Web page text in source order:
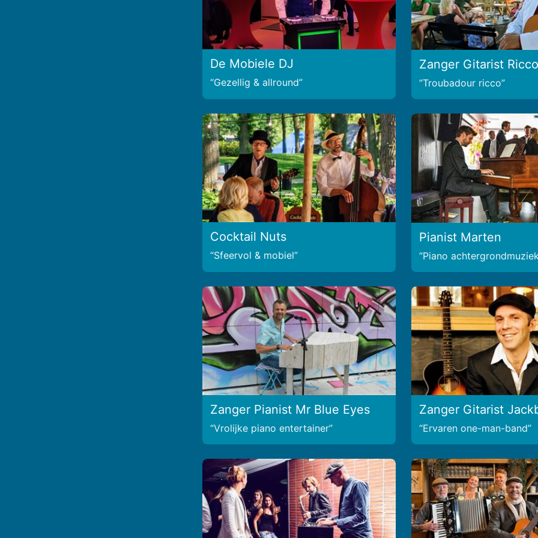
De Mobiele DJ
Gezellig & allround
Zanger Gitarist Ricco
Troubadour ricco
Cocktail Nuts
Sfeervol & mobiel
Pianist Marten
Piano
Zanger Pianist Mr Blue Eyes
Vrolijke piano entertainer
Zanger Gitarist
Ervaren one-man-band